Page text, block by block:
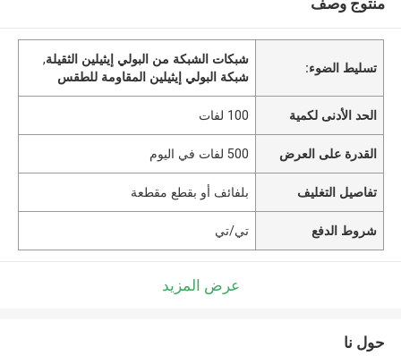
تسليط الضوء:
شبكات الشبكة من البولي إيثيلين الثقيلة,
شبكة البولي إيثيلين المقاومة للطقس
الحد الأدنى لكمية 100 لفات
القدرة على العرض 500 لفات في اليوم
تفاصيل التغليف بلفائف أو بقطع مقطعة
شروط الدفع تي/تي
عرض المزيد
حول نا